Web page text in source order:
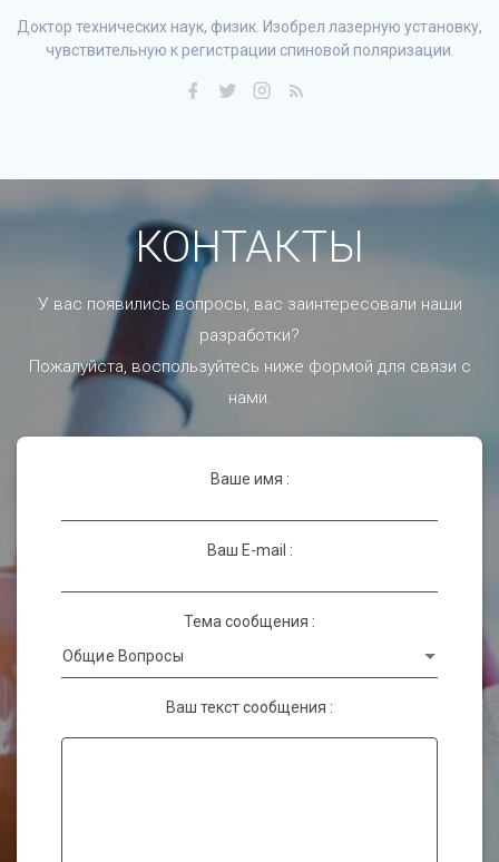
Доктор технических наук, физик. Изобрел лазерную установку,
чувствительную к регистрации спиновой поляризации.
КОНТАКТЫ
У вас появились вопросы, вас заинтересовали наши
разработки?
Пожалуйста, воспользуйтесь ниже формой для связи с
нами.
Ваше имя :
Ваш E-mail :
Тема сообщения :
Ваш текст сообщения :